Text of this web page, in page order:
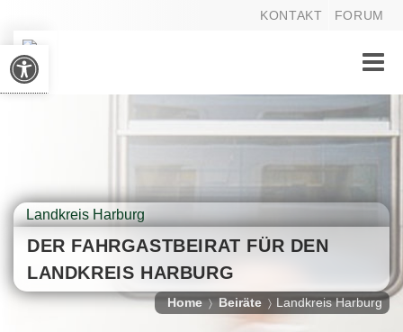
Werkzeugleiste öffnen
KONTAKT FORUM
Toggle
Landkreis Harburg
DER FAHRGASTBEIRAT FÜR DEN
LANDKREIS HARBURG
Home 〉 Beiräte 〉 Landkreis Harburg